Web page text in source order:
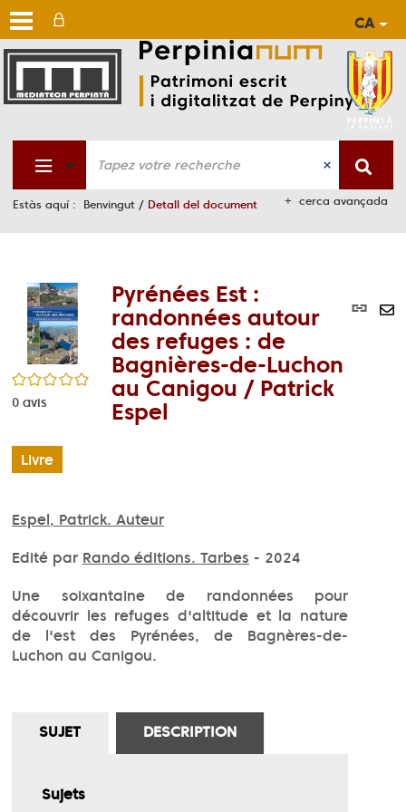
CA
Aller
au
Aller
au
Aller
à
la
cerca avançada
Estàs aquí : Benvingut / Detall del document
/5
0 avis
Pyrénées Est :
randonnées autour
des refuges : de
Bagnières-de-Luchon
au Canigou / Patrick
Espel
Livre
Espel, Patrick. Auteur
Edité par Rando éditions. Tarbes - 2024
Une soixantaine de randonnées pour
découvrir les refuges d'altitude et la nature
de l'est des Pyrénées, de Bagnères-de-
Luchon au Canigou.
SUJET DESCRIPTION
Sujets